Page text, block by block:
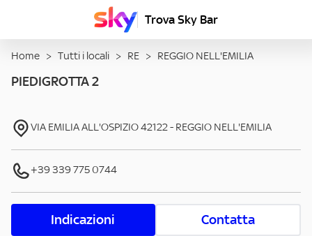
Trova Sky Bar
Home > Tutti i locali > RE > REGGIO NELL'EMILIA
PIEDIGROTTA 2
VIA EMILIA ALL'OSPIZIO42122- REGGIO NELL'EMILIA
+39 339 775 0744
Indicazioni Contatta